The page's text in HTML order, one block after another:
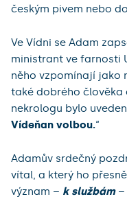
českým pivem nebo
Ve Vídni se Adam
ministrant ve farnosti
něho vzpomínají jako
také dobrého člověka
nekrologu bylo
Vídeňan volbou.“
Adamův srdečný
vítal, a který ho
význam – k službám–